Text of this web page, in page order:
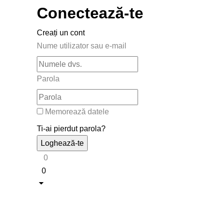
Conectează-te
Creați un cont
Nume utilizator sau e-mail
Parola
Memorează datele
Ti-ai pierdut parola?
0
0